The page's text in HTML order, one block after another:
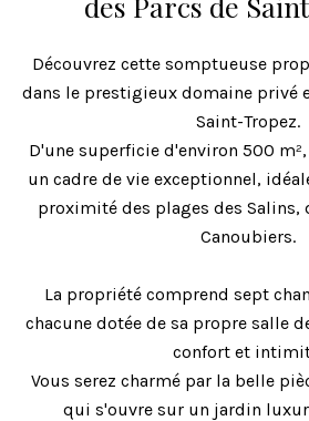
Découvrez cette somptueuse
dans le prestigieux domaine privé
Saint-Tropez.
D'une superficie d'environ 500
un cadre de vie exceptionnel,
proximité des plages des Salins,
Canoubiers.
La propriété comprend sept
chacune dotée de sa propre salle
confort et
Vous serez charmé par la belle
qui s'ouvre sur un jardin